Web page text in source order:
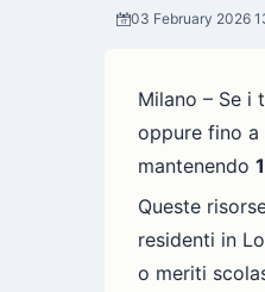
03 February 2026
Milano – Se i
oppure fino a
mantenendo
Queste
residenti in
o meriti